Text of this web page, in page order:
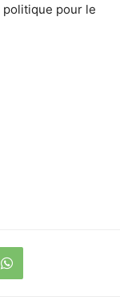
pour le